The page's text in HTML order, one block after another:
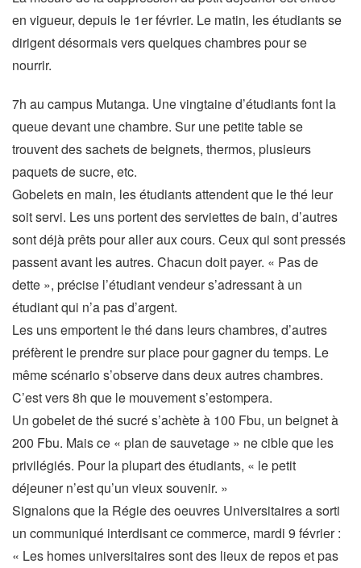
en vigueur, depuis le 1er février. Le matin, les étudiants se
dirigent désormais vers quelques chambres pour se
nourrir.
7h au campus Mutanga. Une vingtaine d’étudiants font la
queue devant une chambre. Sur une petite table se
trouvent des sachets de beignets, thermos, plusieurs
paquets de sucre, etc.
Gobelets en main, les étudiants attendent que le thé leur
soit servi. Les uns portent des serviettes de bain, d’autres
sont déjà prêts pour aller aux cours. Ceux qui sont pressés
passent avant les autres. Chacun doit payer. « Pas de
dette », précise l’étudiant vendeur s’adressant à un
étudiant qui n’a pas d’argent.
Les uns emportent le thé dans leurs chambres, d’autres
préfèrent le prendre sur place pour gagner du temps. Le
même scénario s’observe dans deux autres chambres.
C’est vers 8h que le mouvement s’estompera.
Un gobelet de thé sucré s’achète à 100 Fbu, un beignet à
200 Fbu. Mais ce « plan de sauvetage » ne cible que les
privilégiés. Pour la plupart des étudiants, « le petit
déjeuner n’est qu’un vieux souvenir. »
Signalons que la Régie des oeuvres Universitaires a sorti
un communiqué interdisant ce commerce, mardi 9 février :
« Les homes universitaires sont des lieux de repos et pas